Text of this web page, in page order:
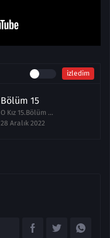
izledim
Bölüm 15
O Kız 15.Bölüm izle
28 Aralık 2022